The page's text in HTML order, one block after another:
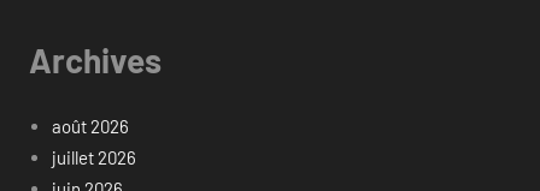
Archives
août 2026
juillet 2026